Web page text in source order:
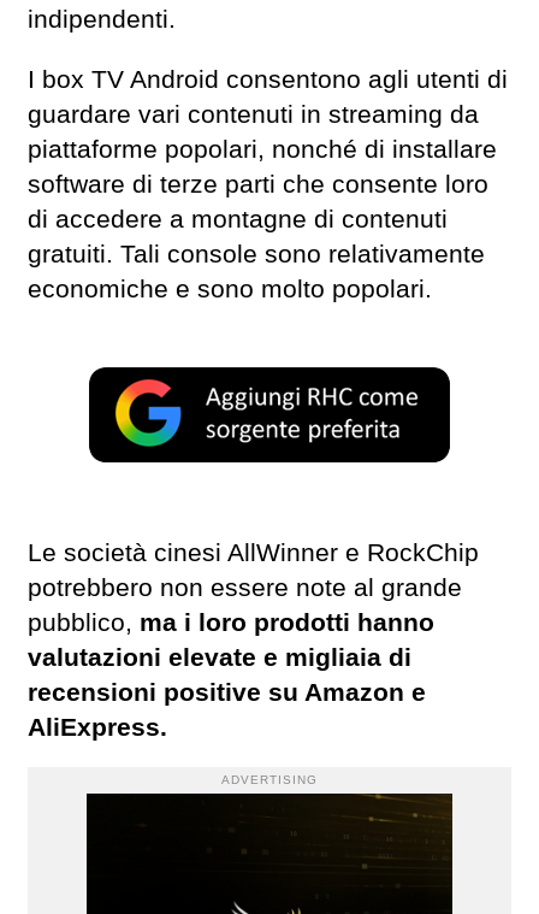
indipendenti.
I box TV Android consentono agli utenti di
guardare vari contenuti in streaming da
piattaforme popolari, nonché di installare
software di terze parti che consente loro
di accedere a montagne di contenuti
gratuiti. Tali console sono relativamente
economiche e sono molto popolari.
Le società cinesi AllWinner e RockChip
potrebbero non essere note al grande
pubblico, ma i loro prodotti hanno
valutazioni elevate e migliaia di
recensioni positive su Amazon e
AliExpress.
ADVERTISING